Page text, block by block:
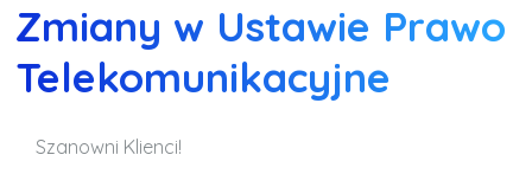
Zmiany w Ustawie Prawo
Telekomunikacyjne
Szanowni Klienci!